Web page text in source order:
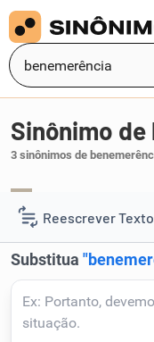
Reescrever Texto
Resumir Texto
Corrigir Texto
Sinônimo
3 sinônimos de